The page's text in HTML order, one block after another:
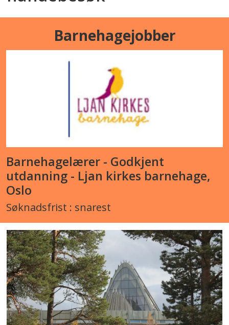
Barnehagejobber
Barnehagelærer - Godkjent
utdanning - Ljan kirkes barnehage,
Oslo
Søknadsfrist : snarest